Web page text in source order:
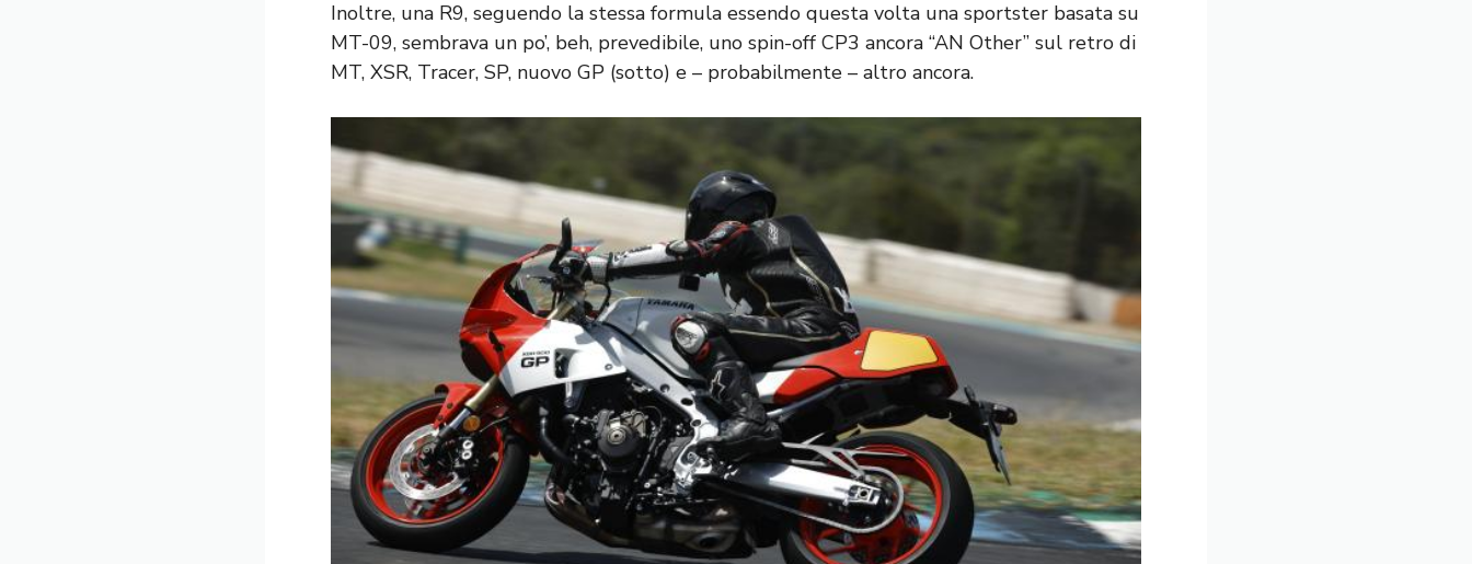
Inoltre, una R9, seguendo la stessa formula essendo questa volta una sportster basata su
MT-09, sembrava un po’, beh, prevedibile, uno spin-off CP3 ancora “AN Other” sul retro di
MT, XSR, Tracer, SP, nuovo GP (sotto) e – probabilmente – altro ancora.